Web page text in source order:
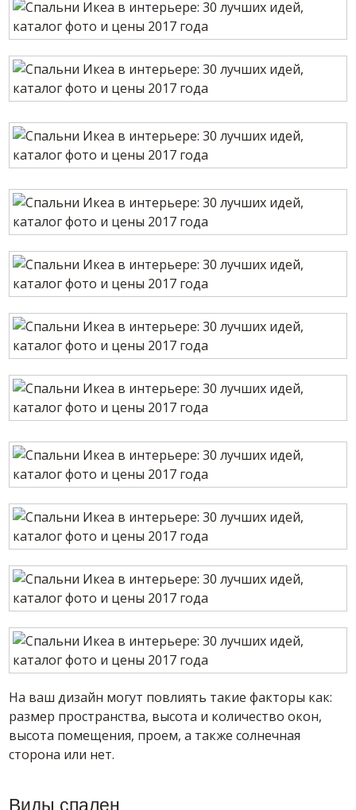
На ваш дизайн могут повлиять такие факторы как:
размер пространства, высота и количество окон,
высота помещения, проем, а также солнечная
сторона или нет.
Виды спален